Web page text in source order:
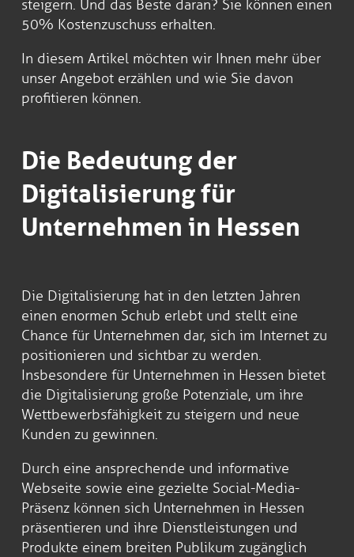
steigern. Und das Beste daran? Sie können einen
50% Kostenzuschuss erhalten.
In diesem Artikel möchten wir Ihnen mehr über
unser Angebot erzählen und wie Sie davon
profitieren können.
Die Bedeutung der
Digitalisierung für
Unternehmen in Hessen
Die Digitalisierung hat in den letzten Jahren
einen enormen Schub erlebt und stellt eine
Chance für Unternehmen dar, sich im Internet zu
positionieren und sichtbar zu werden.
Insbesondere für Unternehmen in Hessen bietet
die Digitalisierung große Potenziale, um ihre
Wettbewerbsfähigkeit zu steigern und neue
Kunden zu gewinnen.
Durch eine ansprechende und informative
Webseite sowie eine gezielte Social-Media-
Präsenz können sich Unternehmen in Hessen
präsentieren und ihre Dienstleistungen und
Produkte einem breiten Publikum zugänglich